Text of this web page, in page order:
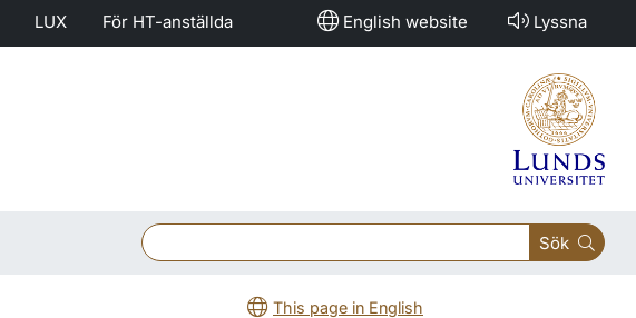
LUX För HT-anställda English website Lyssna
Sök
This page in English